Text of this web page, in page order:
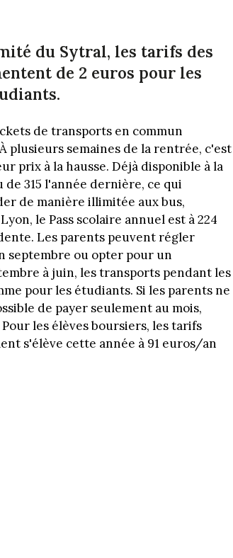
du Sytral, les tarifs des
de 2 euros pour les
de transports en commun
plusieurs semaines de la rentrée, c'est
prix à la hausse. Déjà disponible à la
de 315 l'année dernière, ce qui
de manière illimitée aux bus,
le Pass scolaire annuel est à 224
Les parents peuvent régler
septembre ou opter pour un
à juin, les transports pendant les
pour les étudiants. Si les parents ne
de payer seulement au mois,
les élèves boursiers, les tarifs
s'élève cette année à 91 euros/an